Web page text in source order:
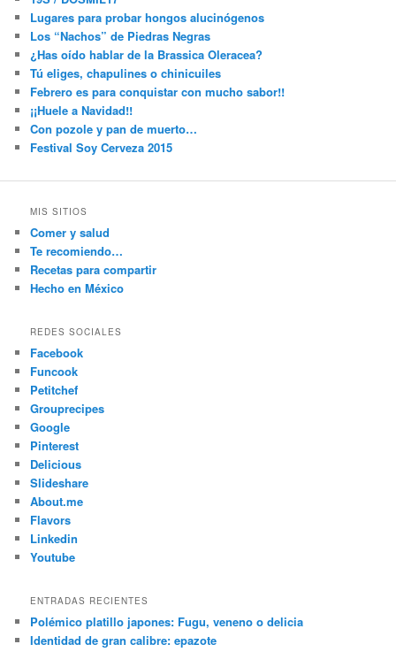
Lugares para probar hongos alucinógenos
Los “Nachos” de Piedras Negras
¿Has oído hablar de la Brassica Oleracea?
Tú eliges, chapulines o chinicuiles
Febrero es para conquistar con mucho sabor!!
¡¡Huele a Navidad!!
Con pozole y pan de muerto…
Festival Soy Cerveza 2015
MIS SITIOS
Comer y salud
Te recomiendo…
Recetas para compartir
Hecho en México
REDES SOCIALES
Facebook
Funcook
Petitchef
Grouprecipes
Google
Pinterest
Delicious
Slideshare
About.me
Flavors
Linkedin
Youtube
ENTRADAS RECIENTES
Polémico platillo japones: Fugu, veneno o delicia
Identidad de gran calibre: epazote